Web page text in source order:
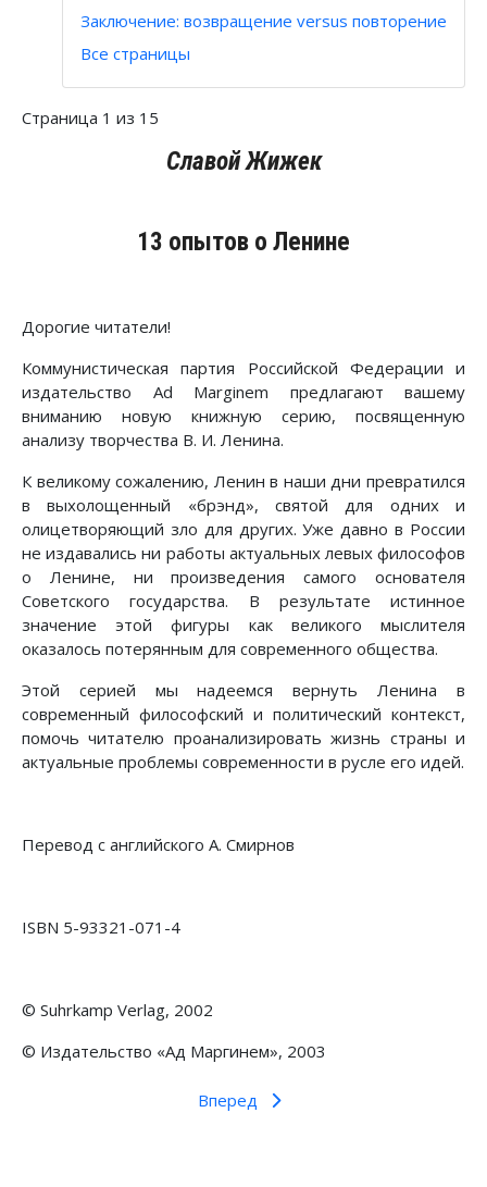
Заключение: возвращение versus повторение
Все страницы
Страница 1 из 15
Славой Жижек
13 опытов о Ленине
Дорогие читатели!
Коммунистическая партия Российской Федерации и
издательство Ad Marginem предлагают вашему
вниманию новую книжную серию, посвященную
анализу творчества В. И. Ленина.
К великому сожалению, Ленин в наши дни превратился
в выхолощенный «брэнд», святой для одних и
олицетворяющий зло для других. Уже давно в России
не издавались ни работы актуальных левых философов
о Ленине, ни произведения самого основателя
Советского государства. В результате истинное
значение этой фигуры как великого мыслителя
оказалось потерянным для современного общества.
Этой серией мы надеемся вернуть Ленина в
современный философский и политический контекст,
помочь читателю проанализировать жизнь страны и
актуальные проблемы современности в русле его идей.
Перевод с английского А. Смирнов
ISBN 5-93321-071-4
© Suhrkamp Verlag, 2002
© Издательство «Ад Маргинем», 2003
Вперед